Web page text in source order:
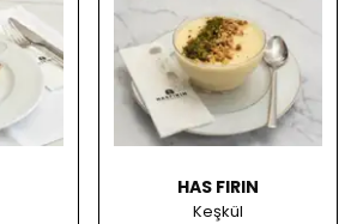
HAS FIRIN
Keşkül